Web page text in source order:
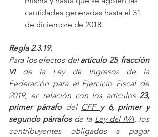
cantidades generadas hasta el 31
de diciembre de 2018.
Regla 2.3.19.
Para los efectos del artículo 25, fracción
VI de la Ley de Ingresos de la
Federación para el Ejercicio Fiscal de
2019, en relación con los artículos 23,
primer párrafo del CFF y 6, primer y
segundo párrafos de la Ley del IVA, los
contribuyentes obligados a pagar